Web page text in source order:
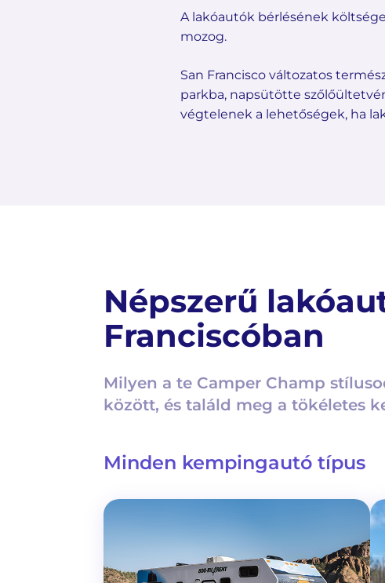
A lakóautók bérlésének
mozog.
San Francisco változatos
parkba, napsütötte
végtelenek a lehetőségek, ha
Népszerű
Franciscóban
Milyen a te Camper Champ
között, és találd meg a tökéletes
Minden kempingautó típus